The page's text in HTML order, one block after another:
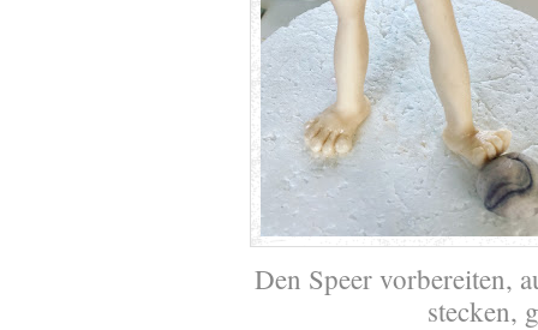
Den Speer vorbereiten,
stecken,